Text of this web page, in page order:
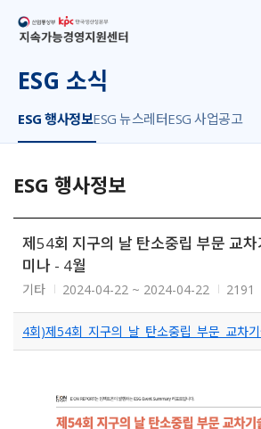
산업통상부
지속가능경영지원센
ESG 소식
ESG 행사정보ESG 뉴스레터ESG 사업공고
ESG 행사정보
제54회 지구의 날 탄소중립 부문 교
미나 - 4월
기타 2024-04-22 ~ 2024-04-22 2191
4회)제54회_지구의_날_탄소중립_부문_교차